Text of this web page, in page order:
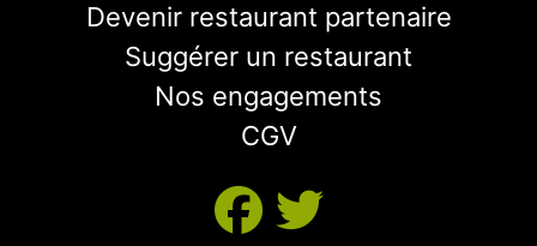
Devenir restaurant partenaire
Suggérer un restaurant
Nos engagements
CGV